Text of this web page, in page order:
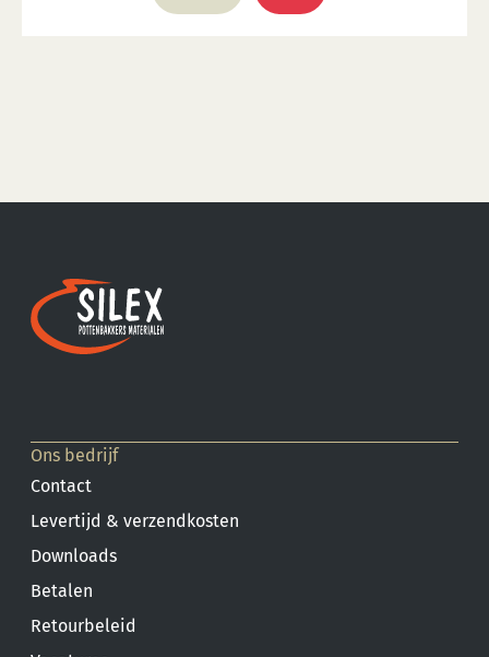
Ons bedrijf
Contact
Levertijd & verzendkosten
Downloads
Betalen
Retourbeleid